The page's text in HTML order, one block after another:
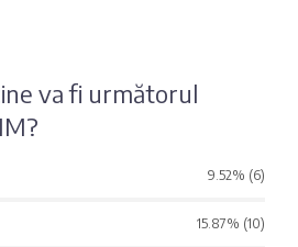
va fi următorul
9.52% (6)
15.87% (10)